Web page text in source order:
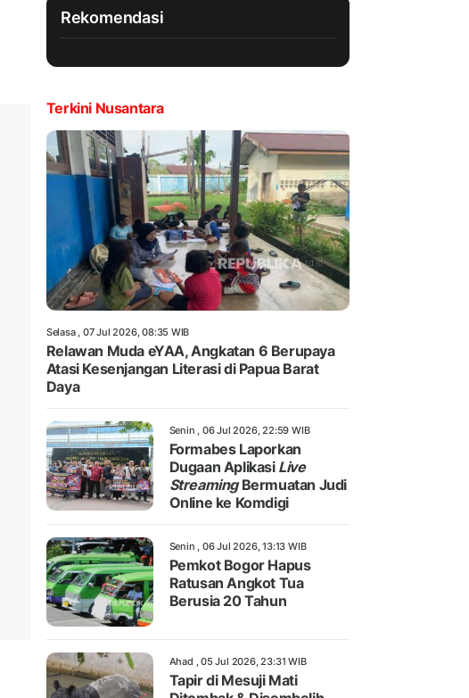
Rekomendasi
Terkini Nusantara
Selasa , 07 Jul 2026, 08:35 WIB
Relawan Muda eYAA, Angkatan 6 Berupaya
Atasi Kesenjangan Literasi di Papua Barat
Daya
Senin , 06 Jul 2026, 22:59 WIB
Formabes Laporkan
Dugaan Aplikasi Live
StreamingBermuatan Judi
Online ke Komdigi
Senin , 06 Jul 2026, 13:13 WIB
Pemkot Bogor Hapus
Ratusan Angkot Tua
Berusia 20 Tahun
Ahad , 05 Jul 2026, 23:31 WIB
Tapir di Mesuji Mati